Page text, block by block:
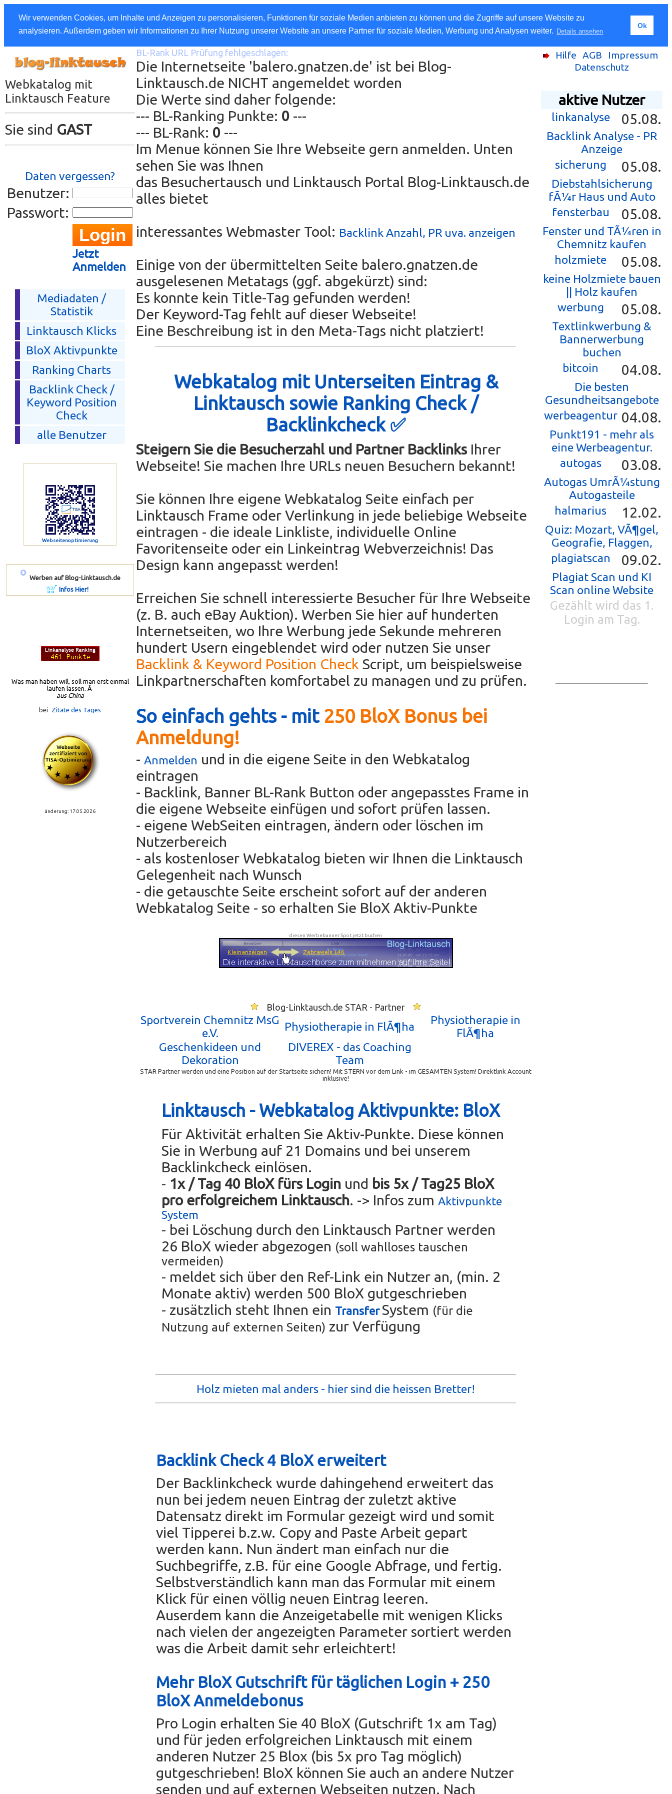
Wir verwenden Cookies, um Inhalte und Anzeigen zu personalisieren, Funktionen für soziale Medien anbieten zu können und die Zugriffe auf unsere Website zu
analysieren. Außerdem geben wir Informationen zu Ihrer Nutzung unserer Website an unsere Partner für soziale Medien, Werbung und Analysen weiter. Details ansehen
Ok
Webkatalog mit
Linktausch Feature
Sie sind GAST
Daten vergessen?
Benutzer:
Passwort:
Jetzt
Anmelden
Mediadaten /
Statistik
Linktausch Klicks
BloX Aktivpunkte
Ranking Charts
Backlink Check /
Keyword Position
Check
alle Benutzer
Webseitenoptimierung
º Werben auf Blog-Linktausch.de
Infos Hier!
Was man haben will, soll man erst einmal
laufen lassen. Â
aus China
bei Zitate des Tages
änderung: 17.05.2026
BL-Rank URL Prüfung fehlgeschlagen:
Die Internetseite 'balero.gnatzen.de' ist bei Blog-
Linktausch.de NICHT angemeldet worden
Die Werte sind daher folgende:
--- BL-Ranking Punkte: 0 ---
--- BL-Rank: 0 ---
Im Menue können Sie Ihre Webseite gern anmelden. Unten
sehen Sie was Ihnen
das Besuchertausch und Linktausch Portal Blog-Linktausch.de
alles bietet
interessantes Webmaster Tool: Backlink Anzahl, PR uva. anzeigen
Einige von der übermittelten Seite balero.gnatzen.de
ausgelesenen Metatags (ggf. abgekürzt) sind:
Es konnte kein Title-Tag gefunden werden!
Der Keyword-Tag fehlt auf dieser Webseite!
Eine Beschreibung ist in den Meta-Tags nicht platziert!
Webkatalog mit Unterseiten Eintrag &
Linktausch sowie Ranking Check /
Backlinkcheck ✅
Steigern Sie die Besucherzahl und Partner BacklinksIhrer
Webseite! Sie machen Ihre URLs neuen Besuchern bekannt!
Sie können Ihre eigene Webkatalog Seite einfach per
Linktausch Frame oder Verlinkung in jede beliebige Webseite
eintragen - die ideale Linkliste, individuelle Online
Favoritenseite oder ein Linkeintrag Webverzeichnis! Das
Design kann angepasst werden!
Erreichen Sie schnell interessierte Besucher für Ihre Webseite
(z. B. auch eBay Auktion). Werben Sie hier auf hunderten
Internetseiten, wo Ihre Werbung jede Sekunde mehreren
hundert Usern eingeblendet wird oder nutzen Sie unser
Backlink & Keyword Position Check Script, um beispielsweise
Linkpartnerschaften komfortabel zu managen und zu prüfen.
So einfach gehts - mit 250 BloX Bonus bei
Anmeldung!
- Anmelden und in die eigene Seite in den Webkatalog
eintragen
- Backlink, Banner BL-Rank Button oder angepasstes Frame in
die eigene Webseite einfügen und sofort prüfen lassen.
- eigene WebSeiten eintragen, ändern oder löschen im
Nutzerbereich
- als kostenloser Webkatalog bieten wir Ihnen die Linktausch
Gelegenheit nach Wunsch
- die getauschte Seite erscheint sofort auf der anderen
Webkatalog Seite - so erhalten Sie BloX Aktiv-Punkte
diesen Werbebanner Spot jetzt buchen
Blog-Linktausch.de STAR - Partner
Sportverein Chemnitz MsG
e.V.
Physiotherapie in FlÃ¶ha
Physiotherapie in
FlÃ¶ha
Geschenkideen und
Dekoration
DIVEREX - das Coaching
Team
STAR Partner werden und eine Position auf der Startseite sichern! Mit STERN vor dem Link - im GESAMTEN System! Direktlink Account
inklusive!
Linktausch - Webkatalog Aktivpunkte: BloX
Für Aktivität erhalten Sie Aktiv-Punkte. Diese können
Sie in Werbung auf 21 Domains und bei unserem
Backlinkcheck einlösen.
- 1x / Tag 40 BloX fürs Login und bis 5x / Tag25 BloX
pro erfolgreichem Linktausch. -> Infos zum Aktivpunkte
System
- bei Löschung durch den Linktausch Partner werden
26 BloX wieder abgezogen (soll wahlloses tauschen
vermeiden)
- meldet sich über den Ref-Link ein Nutzer an, (min. 2
Monate aktiv) werden 500 BloX gutgeschrieben
- zusätzlich steht Ihnen ein Transfer System (für die
Nutzung auf externen Seiten) zur Verfügung
Holz mieten mal anders - hier sind die heissen Bretter!
Backlink Check 4 BloX erweitert
Der Backlinkcheck wurde dahingehend erweitert das
nun bei jedem neuen Eintrag der zuletzt aktive
Datensatz direkt im Formular gezeigt wird und somit
viel Tipperei b.z.w. Copy and Paste Arbeit gepart
werden kann. Nun ändert man einfach nur die
Suchbegriffe, z.B. für eine Google Abfrage, und fertig.
Selbstverständlich kann man das Formular mit einem
Klick für einen völlig neuen Eintrag leeren.
Auserdem kann die Anzeigetabelle mit wenigen Klicks
nach vielen der angezeigten Parameter sortiert werden
was die Arbeit damit sehr erleichtert!
Mehr BloX Gutschrift für täglichen Login + 250
BloX Anmeldebonus
Pro Login erhalten Sie 40 BloX (Gutschrift 1x am Tag)
und für jeden erfolgreichen Linktausch mit einem
anderen Nutzer 25 Blox (bis 5x pro Tag möglich)
gutgeschrieben! BloX können Sie auch an andere Nutzer
senden und auf externen Webseiten nutzen. Nach
Hilfe AGB
Impressum
Datenschutz
aktive Nutzer
linkanalyse 05.08.
Backlink Analyse - PR
Anzeige
sicherung
05.08.
Diebstahlsicherung
fÃ¼r Haus und Auto
fensterbau
05.08.
Fenster und TÃ¼ren in
Chemnitz kaufen
holzmiete
05.08.
keine Holzmiete bauen
|| Holz kaufen
werbung
05.08.
Textlinkwerbung &
Bannerwerbung
buchen
bitcoin
04.08.
Die besten
Gesundheitsangebote
werbeagentur 04.08.
Punkt191 - mehr als
eine Werbeagentur.
autogas
03.08.
Autogas UmrÃ¼stung
Autogasteile
halmarius
12.02.
Quiz: Mozart, VÃ¶gel,
Geografie, Flaggen,
plagiatscan
09.02.
Plagiat Scan und KI
Scan online Website
Gezählt wird das 1.
Login am Tag.